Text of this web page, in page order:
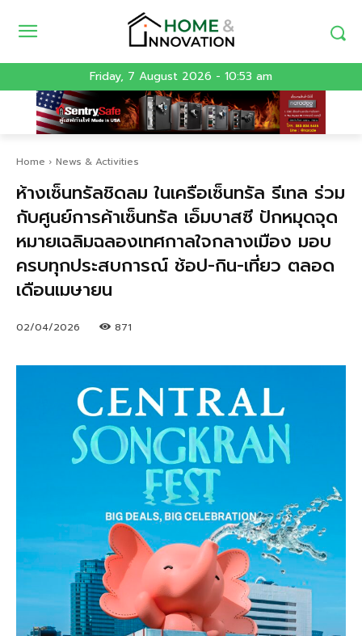
Friday, 7 August 2026 - 10:53 am
Home News & Activities
ห้างเซ็นทรัลชิดลม ในเครือเซ็นทรัล รีเทล ร่วม
กับศูนย์การค้าเซ็นทรัล เอ็มบาสซี ปักหมุดจุด
หมายเฉลิมฉลองเทศกาลใจกลางเมือง มอบ
ครบทุกประสบการณ์ ช้อป-กิน-เที่ยว ตลอด
เดือนเมษายน
02/04/2026 871